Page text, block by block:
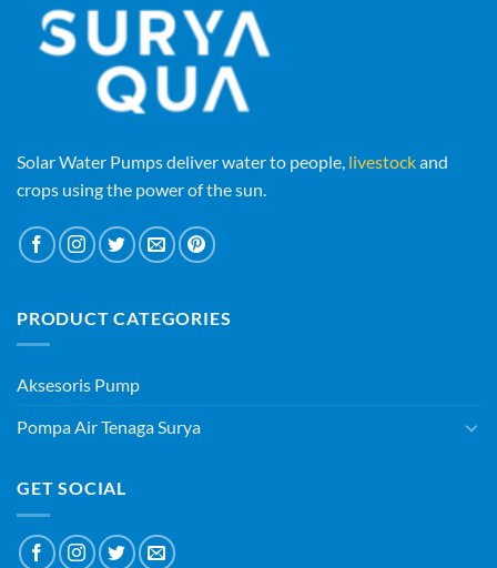
Solar Water Pumps deliver water to people, livestockand
crops using the power of the sun.
PRODUCT CATEGORIES
Aksesoris Pump
Pompa Air Tenaga Surya
GET SOCIAL